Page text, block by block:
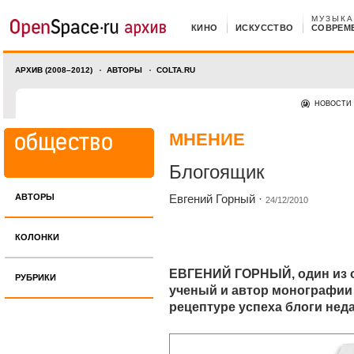
КИНО ИСКУССТВО
МУЗЫКА
АРХИВ (2008–2012) АВТОРЫ COLTA.RU
НОВОСТИ
АВТОРЫ
КОЛОНКИ
РУБРИКИ
МНЕНИЕ
Блогоящик
Евгений Горный · 24/12/2010
ЕВГЕНИЙ ГОРНЫЙ, один из
ученый и автор монографии
рецептуре успеха блоги